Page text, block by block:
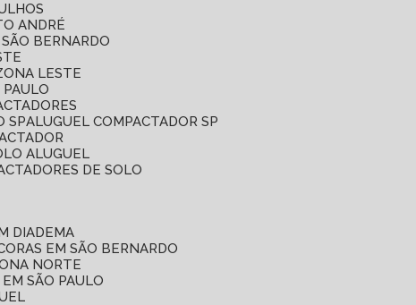
ANDRÉ
BERNARDO
LESTE
PAULO
SP ALUGUEL COMPACTADOR SP
ALUGUEL
DE SOLO
DIADEMA
EM SÃO BERNARDO
NORTE
EM SÃO PAULO